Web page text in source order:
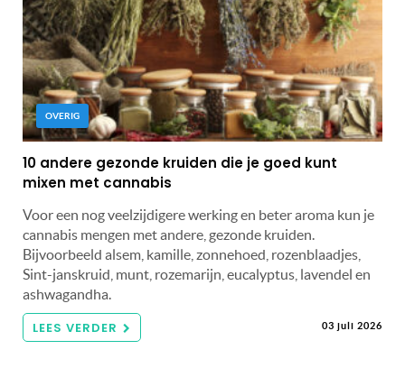
OVERIG
10 andere gezonde kruiden die je goed kunt
mixen met cannabis
Voor een nog veelzijdigere werking en beter aroma kun je
cannabis mengen met andere, gezonde kruiden.
Bijvoorbeeld alsem, kamille, zonnehoed, rozenblaadjes,
Sint-janskruid, munt, rozemarijn, eucalyptus, lavendel en
ashwagandha.
LEES VERDER 03 juli 2026